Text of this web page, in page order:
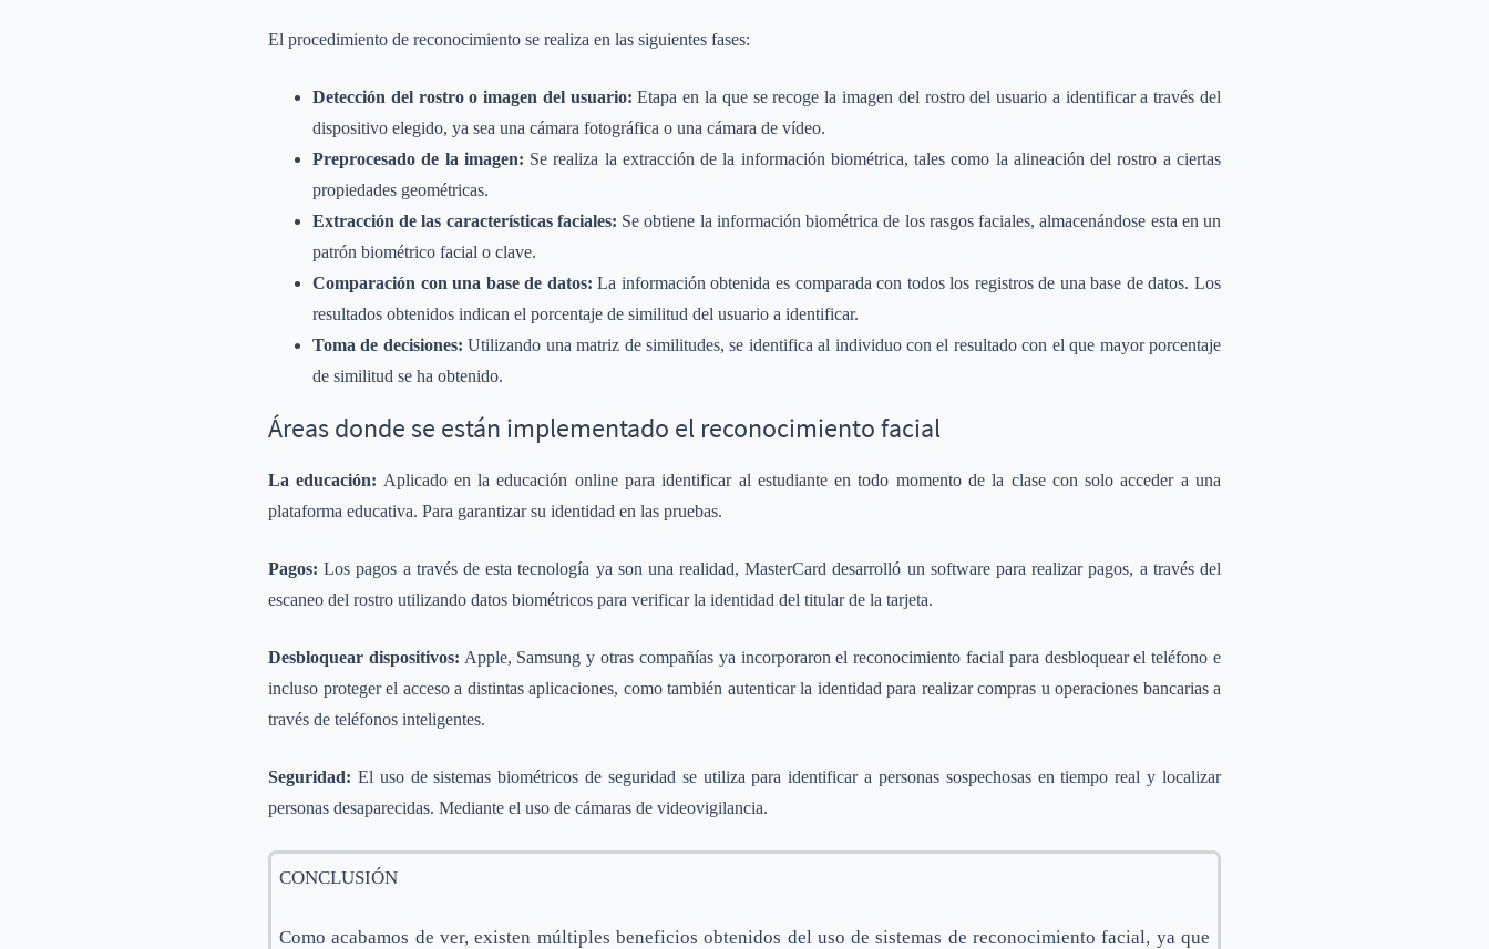
El procedimiento de reconocimiento se realiza en las siguientes fases:
Detección del rostro o imagen del usuario:Etapa en la que se recoge la imagen del rostro del usuario a identificar a través del
dispositivo elegido, ya sea una cámara fotográfica o una cámara de vídeo.
Preprocesado de la imagen: Se realiza la extracción de la información biométrica, tales como la alineación del rostro a ciertas
propiedades geométricas.
Extracción de las características faciales: Se obtiene la información biométrica de los rasgos faciales, almacenándose esta en un
patrón biométrico facial o clave.
Comparación con una base de datos:La información obtenida es comparada con todos los registros de una base de datos. Los
resultados obtenidos indican el porcentaje de similitud del usuario a identificar.
Toma de decisiones:Utilizando una matriz de similitudes, se identifica al individuo con el resultado con el que mayor porcentaje
de similitud se ha obtenido.
Áreas donde se están implementado el reconocimiento facial
La educación: Aplicado en la educación online para identificar al estudiante en todo momento de la clase con solo acceder a una
plataforma educativa. Para garantizar su identidad en las pruebas.
Pagos: Los pagos a través de esta tecnología ya son una realidad, MasterCard desarrolló un software para realizar pagos, a través del
escaneo del rostro utilizando datos biométricos para verificar la identidad del titular de la tarjeta.
Desbloquear dispositivos: Apple, Samsung y otras compañías ya incorporaron el reconocimiento facial para desbloquear el teléfono e
incluso proteger el acceso a distintas aplicaciones, como también autenticar la identidad para realizar compras u operaciones bancarias a
través de teléfonos inteligentes.
Seguridad: El uso de sistemas biométricos de seguridad se utiliza para identificar a personas sospechosas en tiempo real y localizar
personas desaparecidas. Mediante el uso de cámaras de videovigilancia.
CONCLUSIÓN
Como acabamos de ver, existen múltiples beneficios obtenidos del uso de sistemas de reconocimiento facial, ya que